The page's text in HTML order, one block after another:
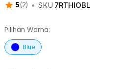
5(2) • SKU 7RTHIOBL
Pilihan Warna:
Blue